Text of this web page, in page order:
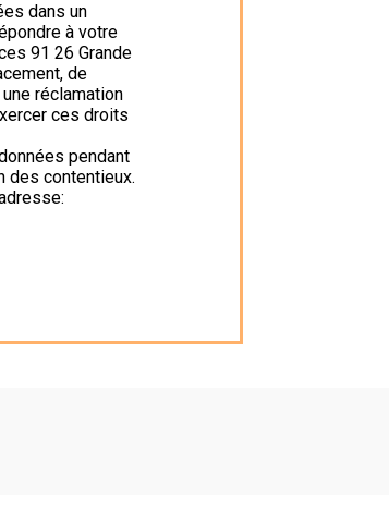
dans un
à votre
91 26 Grande
de
réclamation
ces droits
pendant
des contentieux.